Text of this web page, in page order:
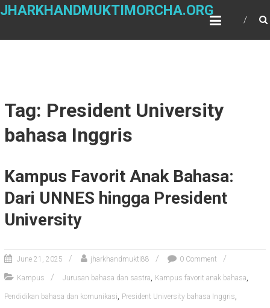
Skip
JHARKHANDMUKTIMORCHA.ORG
Tag: President University
bahasa Inggris
Kampus Favorit Anak Bahasa:
Dari UNNES hingga President
University
June 21, 2025 jharkhandmukti88 0 Comment
Kampus Jurusan bahasa dan sastra, Kampus favorit anak bahasa,
Pendidikan bahasa dan komunikasi, President University bahasa Inggris,